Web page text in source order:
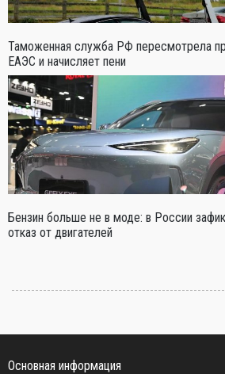
Таможенная служба РФ пересмотрела
ЕАЭС и начисляет пени
Бензин больше не в моде: в России
отказ от двигателей
Основная информация